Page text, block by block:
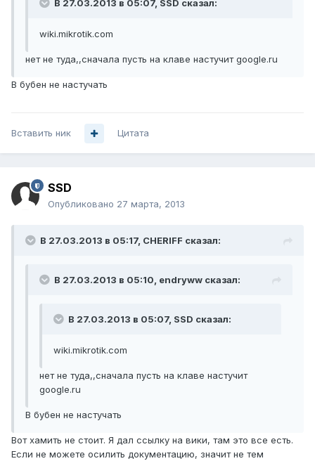
В 27.03.2013 в 05:07, SSD сказал:
wiki.mikrotik.com
нет не туда,,сначала пусть на клаве настучит google.ru
В бубен не настучать
Вставить ник Цитата
SSD
Опубликовано 27 марта, 2013
В 27.03.2013 в 05:17, CHERIFF сказал:
В 27.03.2013 в 05:10, endryww сказал:
В 27.03.2013 в 05:07, SSD сказал:
wiki.mikrotik.com
нет не туда,,сначала пусть на клаве настучит
google.ru
В бубен не настучать
Вот хамить не стоит. Я дал ссылку на вики, там это все есть.
Если не можете осилить документацию, значит не тем